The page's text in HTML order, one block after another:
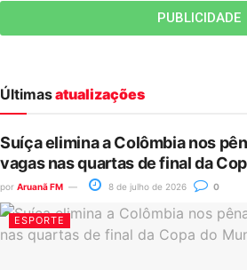
PUBLICIDADE
Últimasatualizações
Suíça elimina a Colômbia nos
vagas nas quartas de final da
por Aruanã FM 8 de julho de 2026 0
ESPORTE